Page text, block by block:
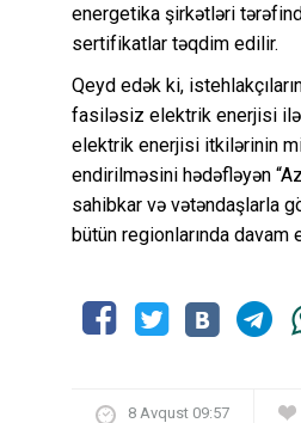
energetika şirkətləri
sertifikatlar təqdim edilir.
Qeyd edək ki,
fasiləsiz elektrik enerjisi ilə
elektrik enerjisi itkilərinin
endirilməsini hədəfləyən
sahibkar və vətəndaşlarla
bütün regionlarında davam
8 Avqust 09:57